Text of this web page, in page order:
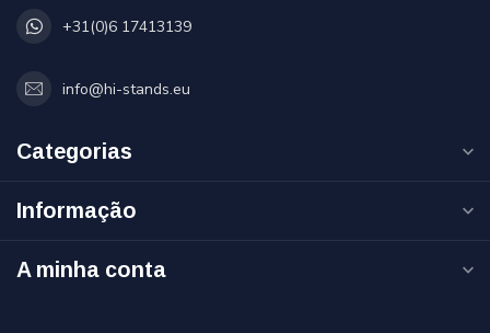
+31(0)6 17413139
info@hi-stands.eu
Categorias
Informação
A minha conta